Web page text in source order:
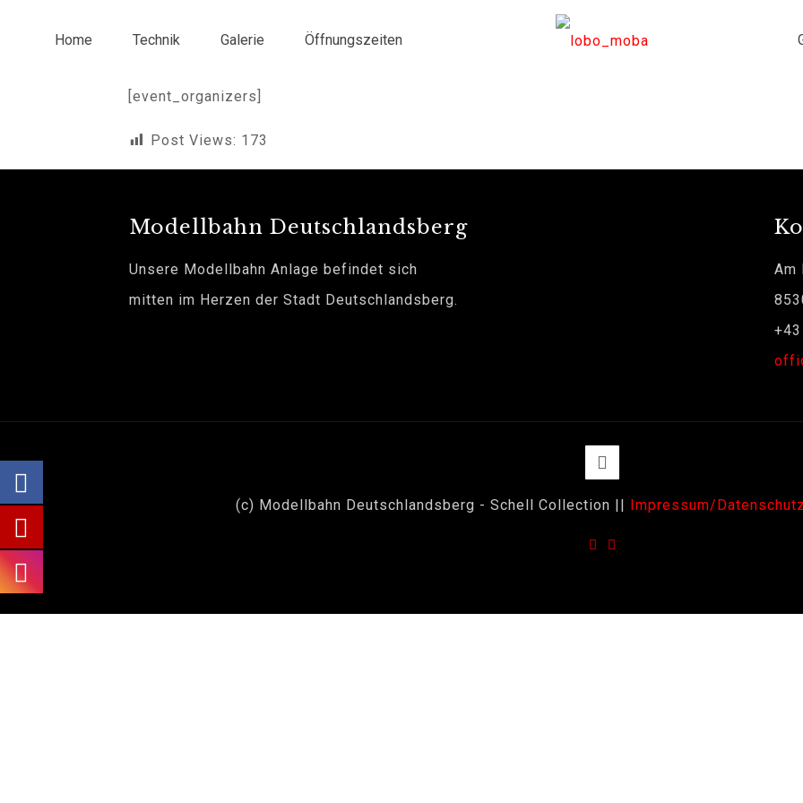
Home Technik Galerie Öffnungszeiten
[event_organizers]
Post Views: 173
Modellbahn Deutschlandsberg
Unsere Modellbahn Anlage befindet sich
mitten im Herzen der Stadt Deutschlandsberg.
Am
(c) Modellbahn Deutschlandsberg - Schell Collection || Impressum/